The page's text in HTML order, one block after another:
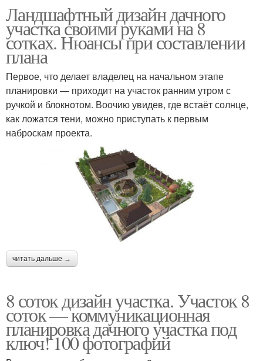
Ландшафтный дизайн дачного
участка своими руками на 8
сотках. Нюансы при составлении
плана
Первое, что делает владелец на начальном этапе
планировки — приходит на участок ранним утром с
ручкой и блокнотом. Воочию увидев, где встаёт солнце,
как ложатся тени, можно приступать к первым
наброскам проекта.
читать дальше →
8 соток дизайн участка. Участок 8
соток — коммуникационная
планировка дачного участка под
ключ! 100 фотографий